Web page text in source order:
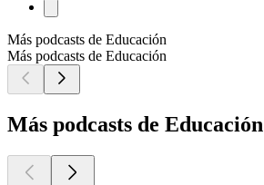
Más podcasts de Educación
Más podcasts de Educación
Más podcasts de Educación